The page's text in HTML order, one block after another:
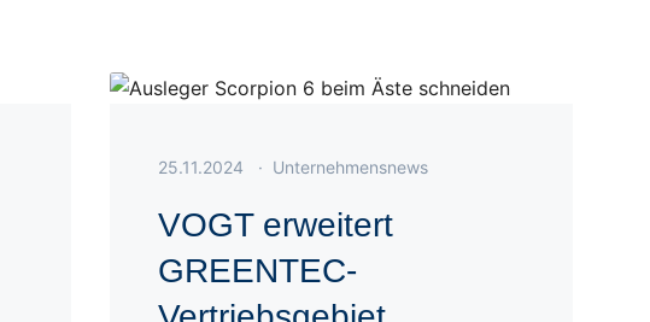
Veröffentlicht am 25.11.2024
25.11.2024 · Unternehmensnews
VOGT erweitert
GREENTEC-